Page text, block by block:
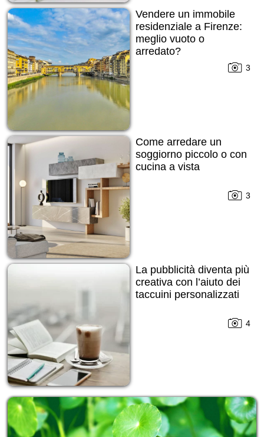
Vendere un immobile
residenziale a Firenze:
meglio vuoto o
arredato?
3
Come arredare un
soggiorno piccolo o con
cucina a vista
3
La pubblicità diventa più
creativa con l’aiuto dei
taccuini personalizzati
4